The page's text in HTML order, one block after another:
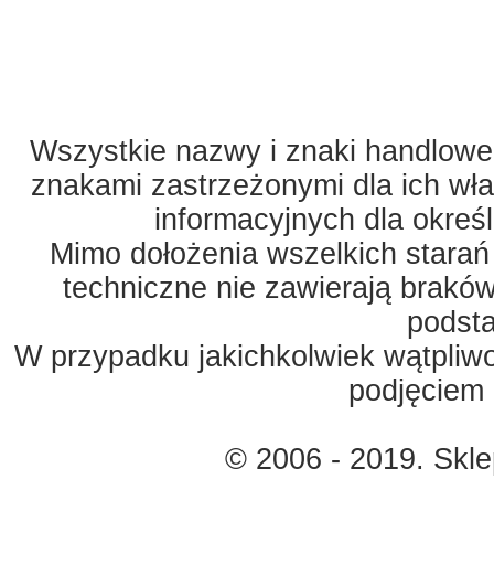
Wszystkie nazwy i znaki
znakami zastrzeżonymi dla ich
informacyjnych dla
Mimo dołożenia wszelkich
techniczne nie zawierają
W przypadku jakichkolwiek
© 2006 - 2019.